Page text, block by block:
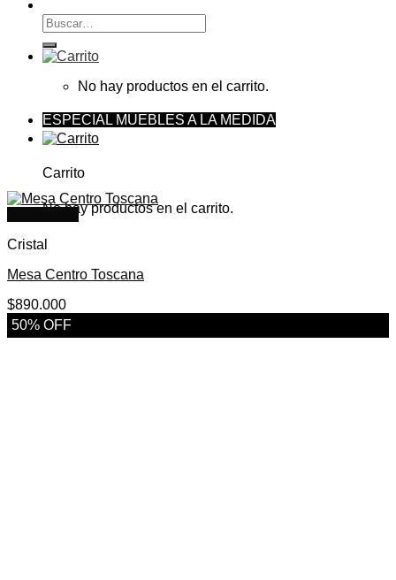
Buscar
por:
No hay productos en el carrito.
ESPECIAL MUEBLES A LA MEDIDA
Carrito
No hay productos en el carrito.
Cristal
Mesa Centro Toscana
$890.000
50% OFF